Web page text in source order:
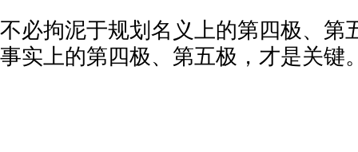
不必拘泥于规划名义上的第四极、第
事实上的第四极、第五极，才是关键